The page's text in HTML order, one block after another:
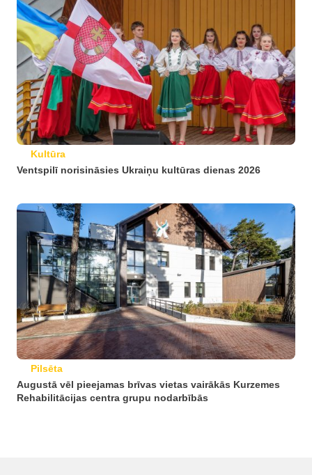
Kultūra
Ventspilī norisināsies Ukraiņu kultūras dienas 2026
Pilsēta
Augustā vēl pieejamas brīvas vietas vairākās Kurzemes
Rehabilitācijas centra grupu nodarbībās